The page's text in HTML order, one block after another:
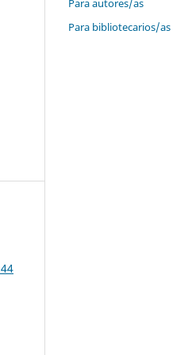
Para autores/as
Para bibliotecarios/as